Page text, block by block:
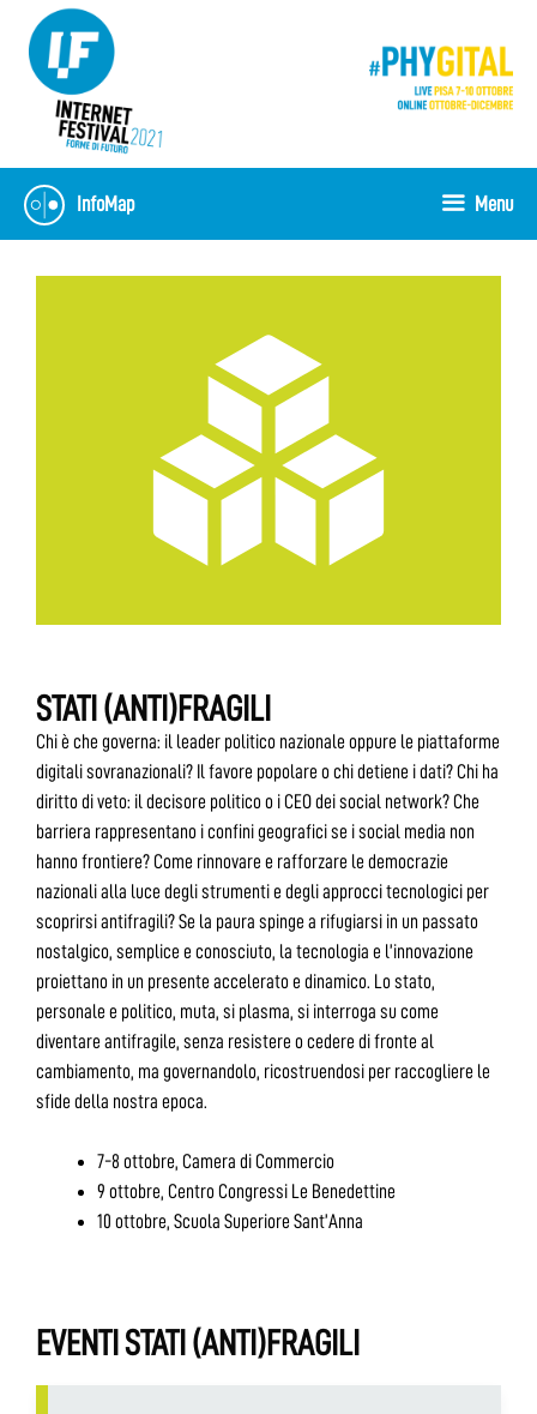
content
InfoMap Menu
STATI (ANTI)FRAGILI
Chi è che governa: il leader politico nazionale oppure le piattaforme
digitali sovranazionali? Il favore popolare o chi detiene i dati? Chi ha
diritto di veto: il decisore politico o i CEO dei social network? Che
barriera rappresentano i confini geografici se i social media non
hanno frontiere? Come rinnovare e rafforzare le democrazie
nazionali alla luce degli strumenti e degli approcci tecnologici per
scoprirsi antifragili? Se la paura spinge a rifugiarsi in un passato
nostalgico, semplice e conosciuto, la tecnologia e l’innovazione
proiettano in un presente accelerato e dinamico. Lo stato,
personale e politico, muta, si plasma, si interroga su come
diventare antifragile, senza resistere o cedere di fronte al
cambiamento, ma governandolo, ricostruendosi per raccogliere le
sfide della nostra epoca.
7-8 ottobre, Camera di Commercio
9 ottobre, Centro Congressi Le Benedettine
10 ottobre, Scuola Superiore Sant’Anna
EVENTI STATI (ANTI)FRAGILI